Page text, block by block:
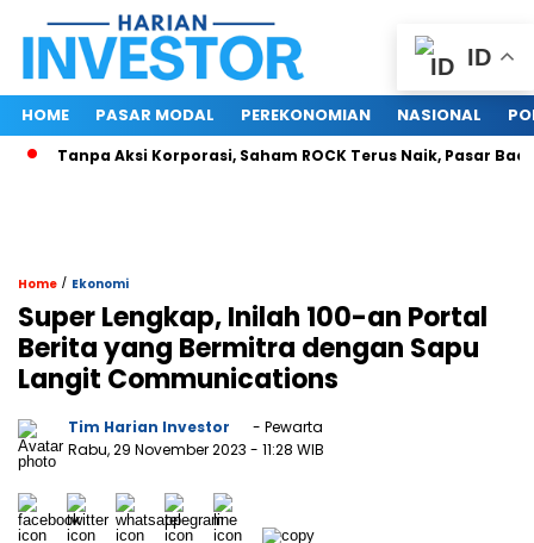
HOME PASAR MODAL PEREKONOMIAN NASIONAL
Tanpa Aksi Korporasi, Saham ROCK Terus Naik, Pasar Baca
Home / Ekonomi
Super Lengkap, Inilah 100-an Portal
Berita yang Bermitra dengan Sapu
Langit Communications
Tim Harian Investor
- Pewarta
Rabu, 29 November 2023 - 11:28 WIB
ID